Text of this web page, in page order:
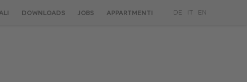
DOWNLOADS JOBS APPARTMENTI DE IT EN